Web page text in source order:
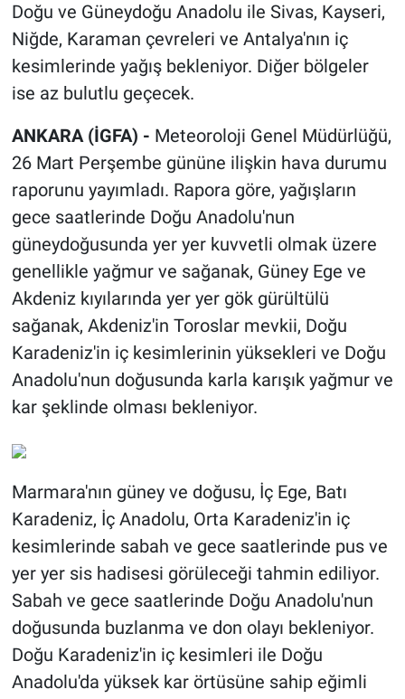
Doğu ve Güneydoğu Anadolu ile Sivas, Kayseri,
Niğde, Karaman çevreleri ve Antalya'nın iç
kesimlerinde yağış bekleniyor. Diğer bölgeler
ise az bulutlu geçecek.
ANKARA (İGFA) - Meteoroloji Genel Müdürlüğü,
26 Mart Perşembe gününe ilişkin hava durumu
raporunu yayımladı. Rapora göre, yağışların
gece saatlerinde Doğu Anadolu'nun
güneydoğusunda yer yer kuvvetli olmak üzere
genellikle yağmur ve sağanak, Güney Ege ve
Akdeniz kıyılarında yer yer gök gürültülü
sağanak, Akdeniz'in Toroslar mevkii, Doğu
Karadeniz'in iç kesimlerinin yüksekleri ve Doğu
Anadolu'nun doğusunda karla karışık yağmur ve
kar şeklinde olması bekleniyor.
Marmara'nın güney ve doğusu, İç Ege, Batı
Karadeniz, İç Anadolu, Orta Karadeniz'in iç
kesimlerinde sabah ve gece saatlerinde pus ve
yer yer sis hadisesi görüleceği tahmin ediliyor.
Sabah ve gece saatlerinde Doğu Anadolu'nun
doğusunda buzlanma ve don olayı bekleniyor.
Doğu Karadeniz'in iç kesimleri ile Doğu
Anadolu'da yüksek kar örtüsüne sahip eğimli